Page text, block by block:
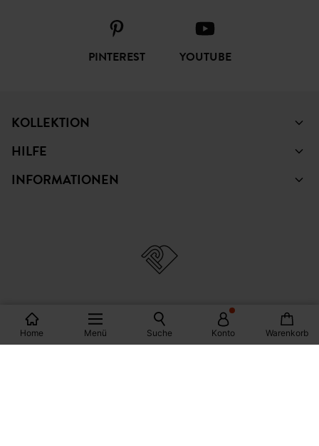
Home Menü Suche Konto Warenkorb
PINTEREST YOUTUBE
KOLLEKTION
HILFE
INFORMATIONEN
© Copyright Promod © 2026